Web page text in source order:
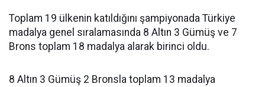
Toplam 19 ülkenin katıldığını şampiyonada Türkiye
madalya genel sıralamasında 8 Altın 3 Gümüş ve 7
Brons toplam 18 madalya alarak birinci oldu.
8 Altın 3 Gümüş 2 Bronsla toplam 13 madalya